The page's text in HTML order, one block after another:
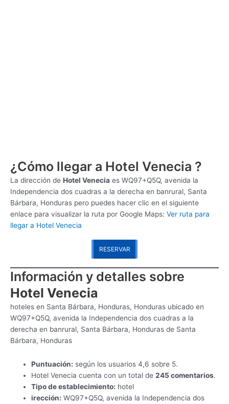
¿Cómo llegar a Hotel Venecia ?
La dirección de Hotel Venecia es WQ97+Q5Q, avenida la
Independencia dos cuadras a la derecha en banrural, Santa
Bárbara, Honduras pero puedes hacer clic en el siguiente
enlace para visualizar la ruta por Google Maps: Ver ruta para
llegar a Hotel Venecia
RESERVAR
Información y detalles sobre
Hotel Venecia
hoteles en Santa Bárbara, Honduras, Honduras ubicado en
WQ97+Q5Q, avenida la Independencia dos cuadras a la
derecha en banrural, Santa Bárbara, Honduras de Santa
Bárbara, Honduras
Puntuación: según los usuarios 4,6 sobre 5.
Hotel Venecia cuenta con un total de245 comentarios.
Tipo de establecimiento: hotel
irección: WQ97+Q5Q, avenida la Independencia dos